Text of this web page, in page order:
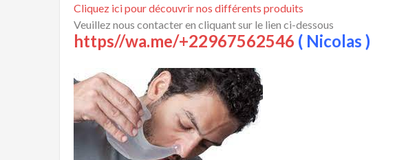
Cliquez ici pour découvrir nos différents produits
Veuillez nous contacter en cliquant sur le lien ci-dessous
https//wa.me/+22967562546 ( Nicolas )